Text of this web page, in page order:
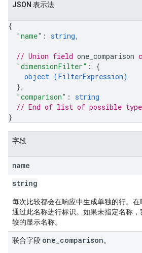
JSON 表示法
{
"name" : string,
// Union field one_comparison
"dimensionFilter" : {
object (FilterExpression)
},
"comparison" : string
// End of list of possible
}
字段
name
string
每次比较都会在响应中生成单独的行。
通过此名称进行标识。如果未指定名称
较的显示名称。
联合字段 one_comparison。